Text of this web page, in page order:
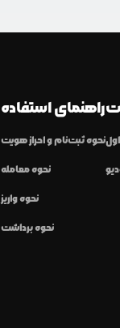
راهنمای استفاده
نحوه ثبت‌نام و احراز هویت
نحوه معامله
نحوه واریز
نحوه برداشت